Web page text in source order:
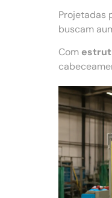
Projetadas
buscam
Com